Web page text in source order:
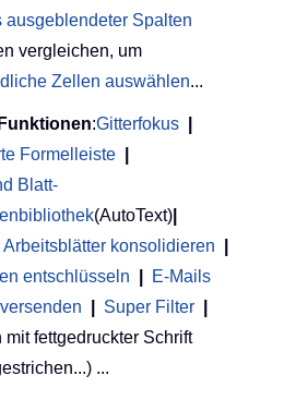
ausgeblendeter Spalten
vergleichen, um
Zellen auswählen...
:Gitterfokus
Formelleiste
Blatt-
(AutoText)
Arbeitsblätter konsolidieren
entschlüsseln
E-Mails
Super Filter
mit fettgedruckter Schrift
...